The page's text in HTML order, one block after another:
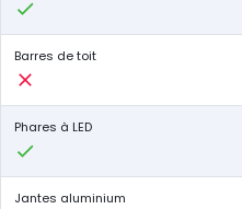
Barres de toit
Phares à LED
Jantes aluminium